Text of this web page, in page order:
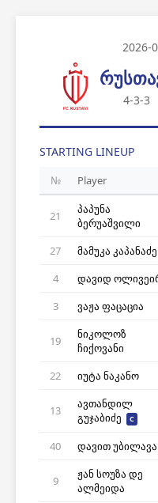
2026-
4-3-3
STARTING LINEUP
№ Player
21
პაპუნა
ბერუაშვილი
27
მამუკა კაპანაძე
4
დავიდ
3
ვაჟა ფაცაცია
19
ნიკოლოზ
ჩიქოვანი
22
იუტა ნაკანო
13
ავთანდილ
გუჯაბიძე
C
40 დავით უბილავა
9
ჟან სოუზა დე
ალმეიდა